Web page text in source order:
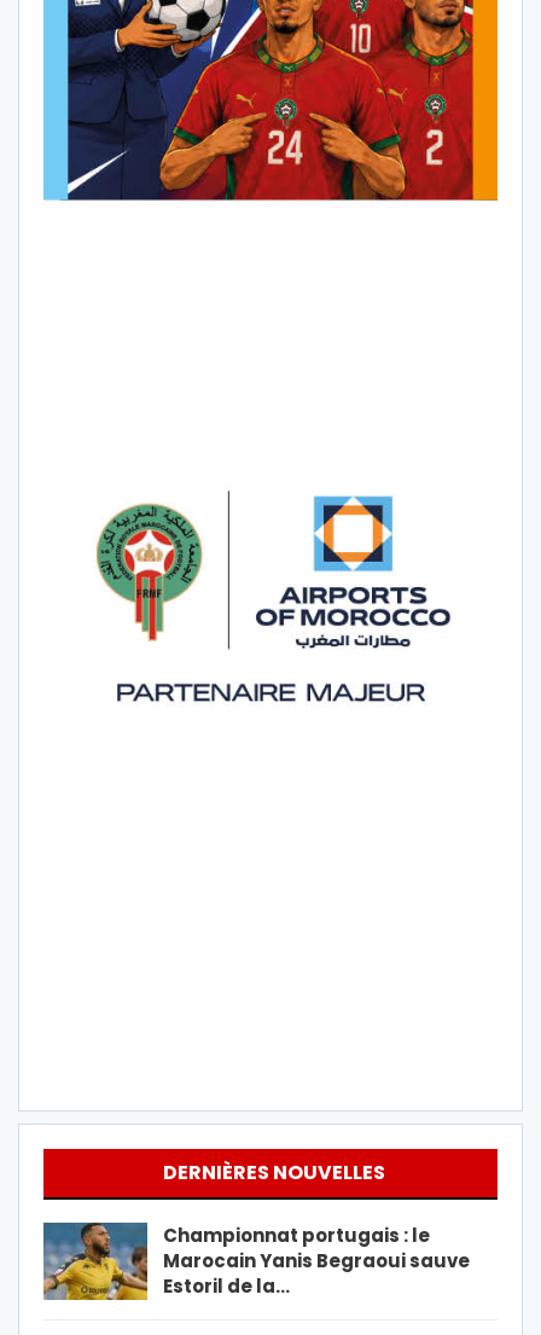
DERNIÈRES NOUVELLES
Championnat portugais : le
Marocain Yanis Begraoui sauve
Estoril de la…